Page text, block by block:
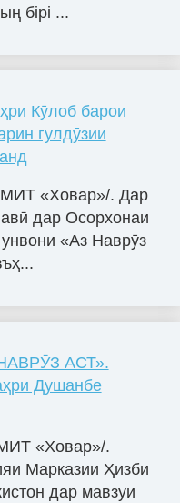
бірі ...
Кӯлоб барои
гулдӯзии
«Ховар»/. Дар
дар Осорхонаи
«Аз Наврӯз
АСТ».
Душанбе
«Ховар»/.
Марказии Ҳизби
дар мавзуи